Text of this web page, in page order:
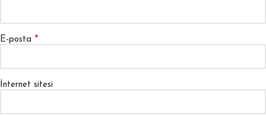
E-posta *
İnternet sitesi